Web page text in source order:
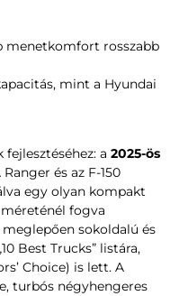
menetkomfort rosszabb
mint a Hyundai
a 2025-ös
és az F-150
egy olyan kompakt
fogva
sokoldalú és
Best Trucks” listára,
Choice) is lett. A
turbós négyhengeres